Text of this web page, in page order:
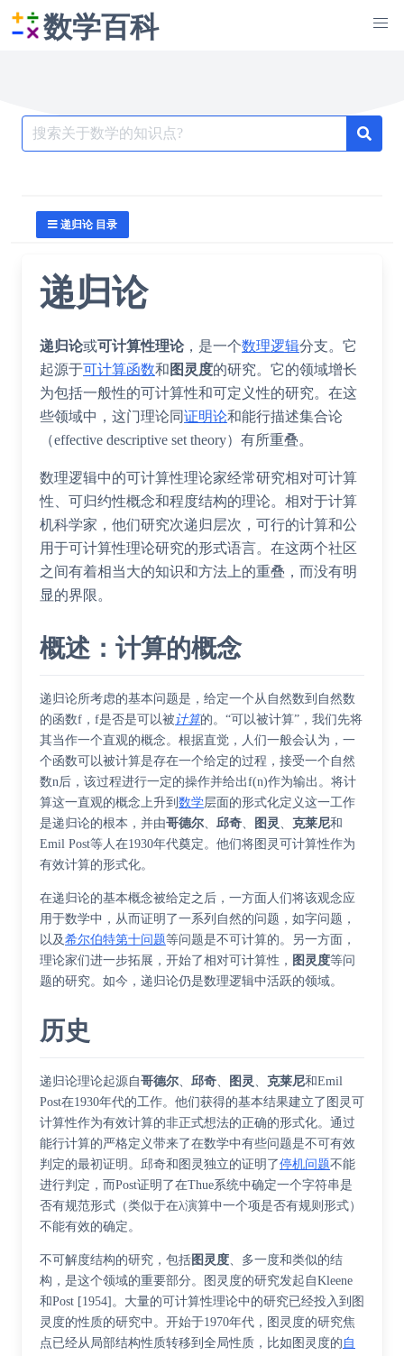
数学百科
Search
for:
递归论 目录
递归论
递归论或可计算性理论，是一个数理逻辑分支。它
起源于可计算函数和 图灵度的研究。它的领域增长
为包括一般性的可计算性和可定义性的研究。在这
些领域中，这门理论同证明论和能行描述集合论
（effective descriptive set theory）有所重叠。
数理逻辑中的可计算性理论家经常研究相对可计算
性、可归约性概念和程度结构的理论。相对于计算
机科学家，他们研究次递归层次，可行的计算和公
用于可计算性理论研究的形式语言。在这两个社区
之间有着相当大的知识和方法上的重叠，而没有明
显的界限。
概述：计算的概念
递归论所考虑的基本问题是，给定一个从自然数到自然数
的函数f，f是否是可以被计算的。“可以被计算”，我们先将
其当作一个直观的概念。根据直觉，人们一般会认为，一
个函数可以被计算是存在一个给定的过程，接受一个自然
数n后，该过程进行一定的操作并给出f(n)作为输出。将计
算这一直观的概念上升到 数学层面的形式化定义这一工作
是递归论的根本，并由哥德尔、 邱奇、 图灵 、 克莱尼和
Emil Post等人在1930年代奠定。他们将图灵可计算性作为
有效计算的形式化。
在递归论的基本概念被给定之后，一方面人们将该观念应
用于数学中，从而证明了一系列自然的问题，如字问题 ，
以及希尔伯特第十问题等问题是不可计算的。另一方面，
理论家们进一步拓展，开始了相对可计算性， 图灵度等问
题的研究。如今，递归论仍是数理逻辑中活跃的领域。
历史
递归论理论起源自哥德尔、 邱奇、 图灵 、 克莱尼和Emil
Post在1930年代的工作。他们获得的基本结果建立了图灵可
计算性作为有效计算的非正式想法的正确的形式化。通过
能行计算的严格定义带来了在数学中有些问题是不可有效
判定的最初证明。邱奇和图灵独立的证明了停机问题不能
进行判定，而Post证明了在Thue系统中确定一个字符串是
否有规范形式（类似于在λ演算中一个项是否有规则形式）
不能有效的确定。
不可解度结构的研究，包括图灵度、 多一度和类似的结
构，是这个领域的重要部分。图灵度的研究发起自Kleene
和Post [1954]。大量的可计算性理论中的研究已经投入到图
灵度的性质的研究中。开始于1970年代，图灵度的研究焦
点已经从局部结构性质转移到全局性质，比如图灵度的 自